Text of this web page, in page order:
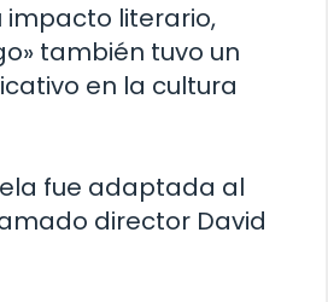
impacto literario,
también tuvo un
en la cultura
fue adaptada al
director David